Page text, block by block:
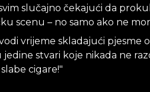
slučajno čekajući da
scenu – no samo ako ne
vrijeme skladajući pjesme
jedine stvari koje nikada ne
cigare!"